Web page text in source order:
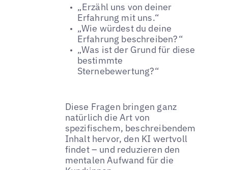
„Erzähl uns von deiner
Erfahrung mit uns.“
„Wie würdest du deine
Erfahrung beschreiben?“
„Was ist der Grund für diese
bestimmte
Sternebewertung?“
Diese Fragen bringen ganz
natürlich die Art von
spezifischem, beschreibendem
Inhalt hervor, den KI wertvoll
findet – und reduzieren den
mentalen Aufwand für die